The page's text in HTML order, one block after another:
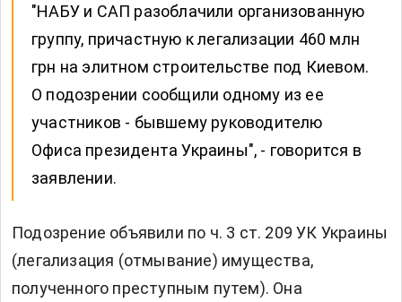
"НАБУ и САП разоблачили организованную
группу, причастную к легализации 460 млн
грн на элитном строительстве под Киевом.
О подозрении сообщили одному из ее
участников - бывшему руководителю
Офиса президента Украины", - говорится в
заявлении.
Подозрение объявили по ч. 3 ст. 209 УК Украины
(легализация (отмывание) имущества,
полученного преступным путем). Она